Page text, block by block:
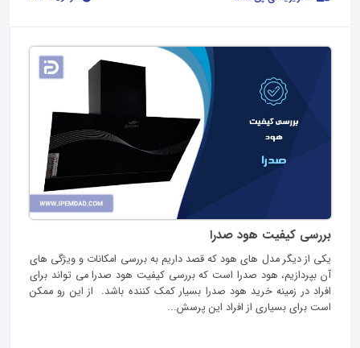
بررسی کیفیت هود صدرا
یکی از دیگر مدل های هود که قصد داریم به بررسی امکانات و ویژگی های
آن بپردازیم، هود صدرا است که بررسی کیفیت هود صدرا می تواند برای
افراد در زمینه خرید هود صدرا بسیار کمک کننده باشد. از این رو ممکن
است برای بسیاری از افراد این پرسش...